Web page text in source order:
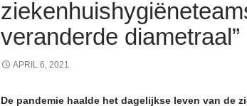
veranderde diametraal”
APRIL 6, 2021
De pandemie haalde het dagelijkse leven van de